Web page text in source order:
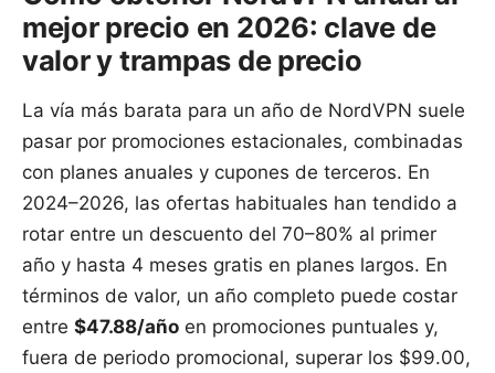
mejor precio en 2026: clave de
valor y trampas de precio
La vía más barata para un año de NordVPN suele
pasar por promociones estacionales, combinadas
con planes anuales y cupones de terceros. En
2024–2026, las ofertas habituales han tendido a
rotar entre un descuento del 70–80% al primer
año y hasta 4 meses gratis en planes largos. En
términos de valor, un año completo puede costar
entre $47.88/año en promociones puntuales y,
fuera de periodo promocional, superar los $99.00,